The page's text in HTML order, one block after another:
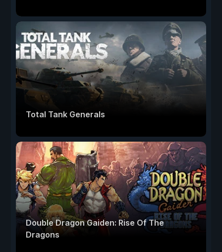
Total Tank Generals
Double Dragon Gaiden: Rise Of The
Dragons